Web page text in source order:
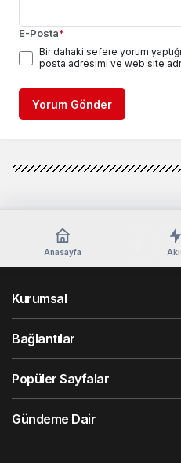
E-Posta*
Bir dahaki sefere yorum
posta adresimi ve web site
Yorum Gönder
Anasayfa
Kurumsal
Bağlantılar
Popüler Sayfalar
Gündeme Dair